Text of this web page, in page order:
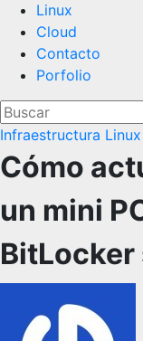
Linux
Cloud
Contacto
Porfolio
Infraestructura Linux
Cómo
un mini